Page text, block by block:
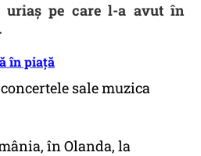
uriaș pe care l-a avut în
în piață
sale muzica
în Olanda, la